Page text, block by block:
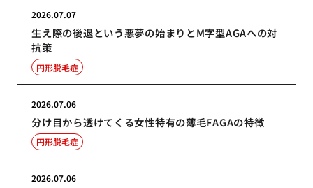
生え際の後退という悪夢の始まりとM字型AGAへの対
抗策
2026.07.07
円形脱毛症
分け目から透けてくる女性特有の薄毛FAGAの特徴
2026.07.06
円形脱毛症
2026.07.06